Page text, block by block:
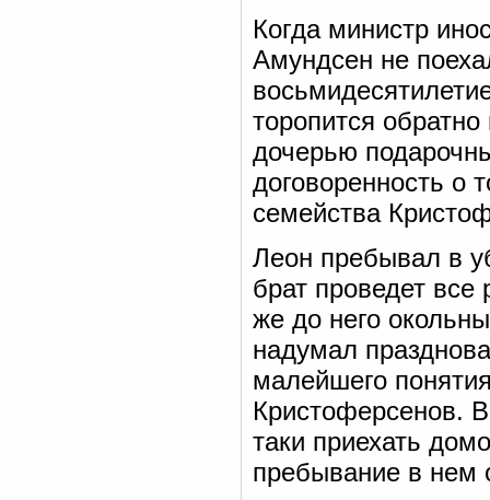
Когда министр
Амундсен не
торопится
дочерью
договоренность о
семейства
Леон пребывал в
брат проведет
же до него
надумал
малейшего
Кристоферсенов.
таки приехать
пребывание в нем